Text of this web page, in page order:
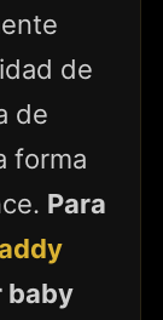
de
de
forma
Para
baby